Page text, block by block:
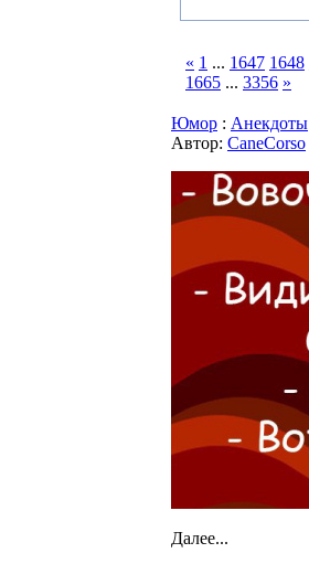
« 1 ... 1647 1648
1665 ... 3356 »
Юмор : Анекдоты
Автор: CaneCorso
Далее...